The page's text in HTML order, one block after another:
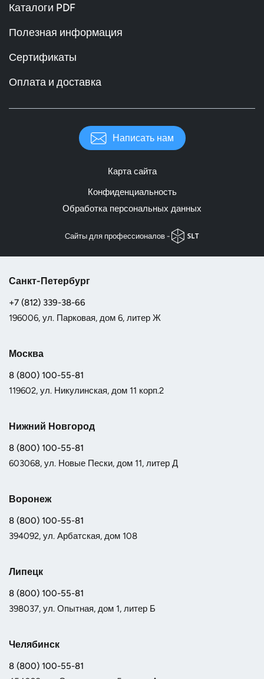
Каталоги PDF
Полезная информация
Сертификаты
Оплата и доставка
Написать нам
Карта сайта
Конфиденциальность
Обработка персональных данных
Cайты для профессионалов -
Санкт-Петербург
+7 (812) 339-38-66
196006, ул. Парковая, дом 6, литер Ж
Москва
8 (800) 100-55-81
119602, ул. Никулинская, дом 11 корп.2
Нижний Новгород
8 (800) 100-55-81
603068, ул. Новые Пески, дом 11, литер Д
Воронеж
8 (800) 100-55-81
394092, ул. Арбатская, дом 108
Липецк
8 (800) 100-55-81
398037, ул. Опытная, дом 1, литер Б
Челябинск
8 (800) 100-55-81